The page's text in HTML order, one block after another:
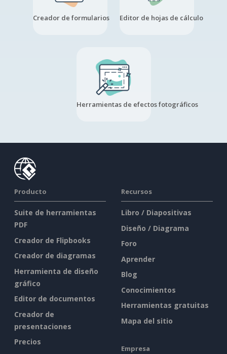
Creador de formularios Editor de hojas de cálculo
Herramientas de efectos fotográficos
Producto
Suite de herramientas
PDF
Creador de Flipbooks
Creador de diagramas
Herramienta de diseño
gráfico
Editor de documentos
Creador de
presentaciones
Precios
Recursos
Libro / Diapositivas
Diseño / Diagrama
Foro
Aprender
Blog
Conocimientos
Herramientas gratuitas
Mapa del sitio
Empresa